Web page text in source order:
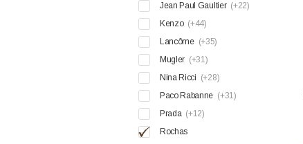
Jean Paul Gaultier (+22)
Kenzo (+44)
Lancôme (+35)
Mugler (+31)
Nina Ricci (+28)
Paco Rabanne (+31)
Prada (+12)
Rochas